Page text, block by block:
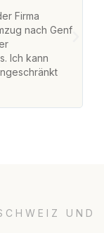
Firma
nach Genf
Ich kann
UND